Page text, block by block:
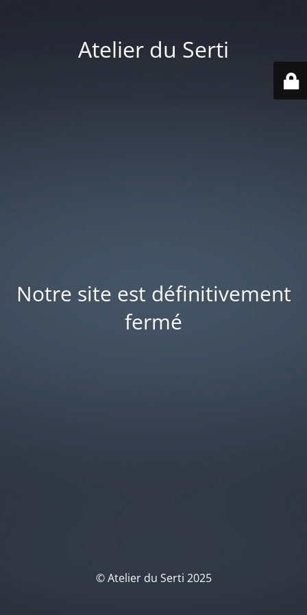
Atelier du Serti
Notre site est définitivement
fermé
© Atelier du Serti 2025